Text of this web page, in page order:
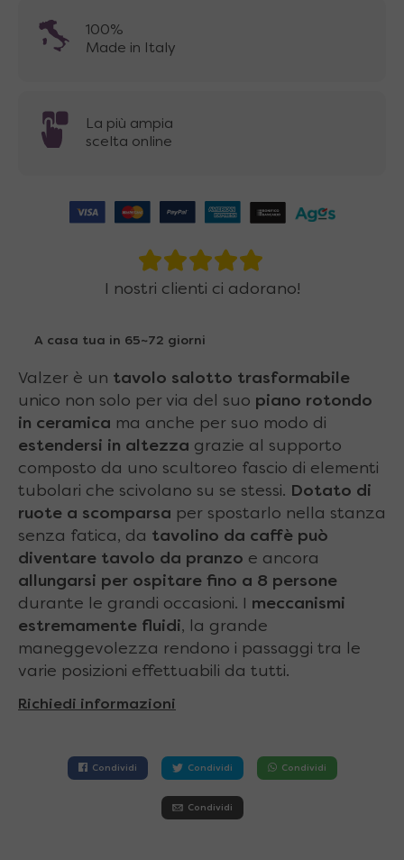
100%
Made in Italy
La più ampia
scelta online
I nostri clienti ci adorano!
A casa tua in 65~72 giorni
Valzer è un tavolo salotto trasformabile
unico non solo per via del suo piano rotondo
in ceramica ma anche per suo modo di
estendersi in altezza grazie al supporto
composto da uno scultoreo fascio di elementi
tubolari che scivolano su se stessi. Dotato di
ruote a scomparsa per spostarlo nella stanza
senza fatica, da tavolino da caffè può
diventare tavolo da pranzo e ancora
allungarsi per ospitare fino a 8 persone
durante le grandi occasioni. I meccanismi
estremamente fluidi, la grande
maneggevolezza rendono i passaggi tra le
varie posizioni effettuabili da tutti.
Richiedi informazioni
Condividi Condividi Condividi
Condividi